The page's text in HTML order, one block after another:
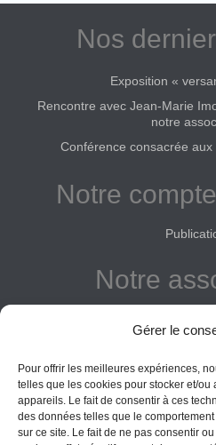
Gérer le
Pour offrir les meilleures expériences,
telles que les cookies pour stocker et/
appareils. Le fait de consentir à ces
des données telles que le
sur ce site. Le fait de ne pas consentir
Nos
Exposition «
Rencontre avec Jean-Marie
notre
Conférence consacrée
Notre
Notre
Vos